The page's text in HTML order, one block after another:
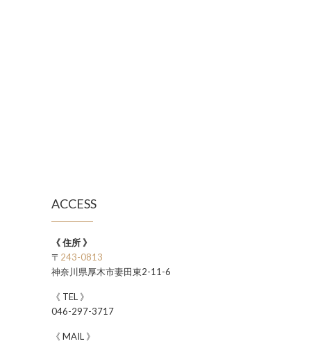
ACCESS
《 住所 》
〒 243-0813
神奈川県厚木市妻田東2-11-6
《 TEL 》
046-297-3717
《 MAIL 》